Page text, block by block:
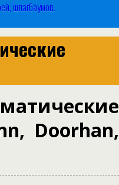
шлагбаумов.
Doorhan,